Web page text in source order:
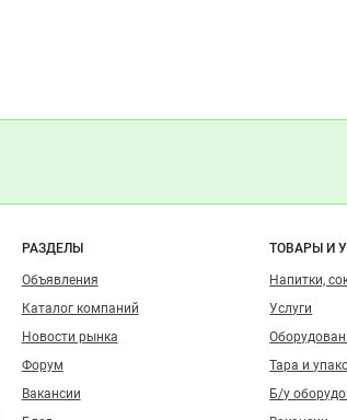
РАЗДЕЛЫ
Объявления
Каталог компаний
Новости рынка
Форум
Вакансии
ТОВАРЫ И
Напитки,
Услуги
Тара и
Б/у